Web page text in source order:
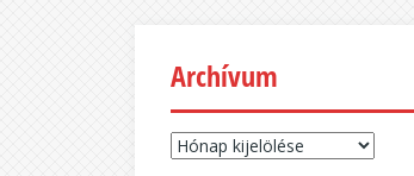
Archívum
Archívum